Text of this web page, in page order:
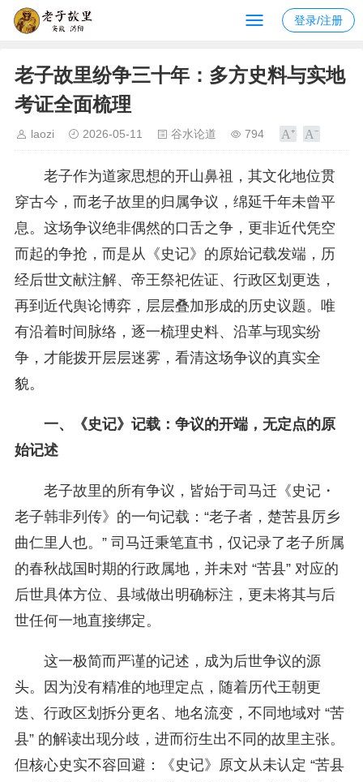
登录/注册
老子故里纷争三十年：多方史料与实地
考证全面梳理
laozi 2026-05-11 谷水论道 794
老子作为道家思想的开山鼻祖，其文化地位贯
穿古今，而老子故里的归属争议，绵延千年未曾平
息。这场争议绝非偶然的口舌之争，更非近代凭空
而起的争抢，而是从《史记》的原始记载发端，历
经后世文献注解、帝王祭祀佐证、行政区划更迭，
再到近代舆论博弈，层层叠加形成的历史议题。唯
有沿着时间脉络，逐一梳理史料、沿革与现实纷
争，才能拨开层层迷雾，看清这场争议的真实全
貌。
一、《史记》记载：争议的开端，无定点的原
始记述
老子故里的所有争议，皆始于司马迁《史记・
老子韩非列传》的一句记载：“老子者，楚苦县厉乡
曲仁里人也。” 司马迁秉笔直书，仅记录了老子所属
的春秋战国时期的行政属地，并未对 “苦县” 对应的
后世具体方位、县域做出明确标注，更未将其与后
世任何一地直接绑定。
这一极简而严谨的记述，成为后世争议的源
头。因为没有精准的地理定点，随着历代王朝更
迭、行政区划拆分更名、地名流变，不同地域对 “苦
县” 的解读出现分歧，进而衍生出不同的故里主张。
但核心史实不容回避：《史记》原文从未认定 “苦县